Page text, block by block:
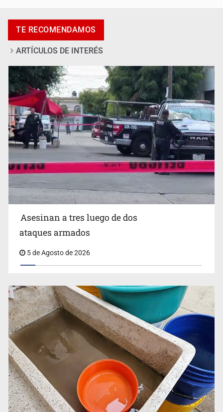
Asesinan a tres luego de dos ataques armados
Mujer resulta lesionada tras ataque de pitbull en
Zapopan
Buscan reformar Ley de Salud en Jalisco para emitir
alertas sanitarias por mala calidad del agua
TE RECOMENDAMOS
ARTÍCULOS DE INTERÉS
Asesinan a tres luego de dos
ataques armados
5 de Agosto de 2026